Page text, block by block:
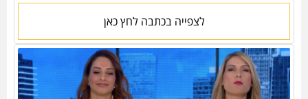
לצפייה בכתבה לחץ כאן